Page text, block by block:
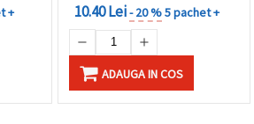
+ 10.40 Lei- 20 %5 pachet +
ADAUGA IN COS